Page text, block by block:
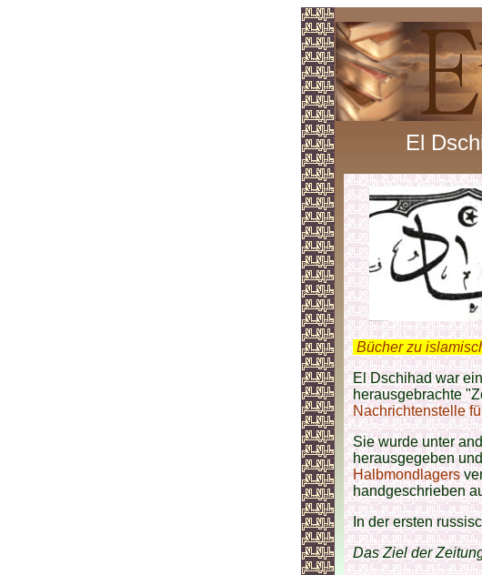
El
Bücher zu
El Dschihad war
herausgebrachte
Nachrichtenstelle
Sie wurde unter
herausgegeben
Halbmondlagers
handgeschrieben
In der ersten
Das Ziel der